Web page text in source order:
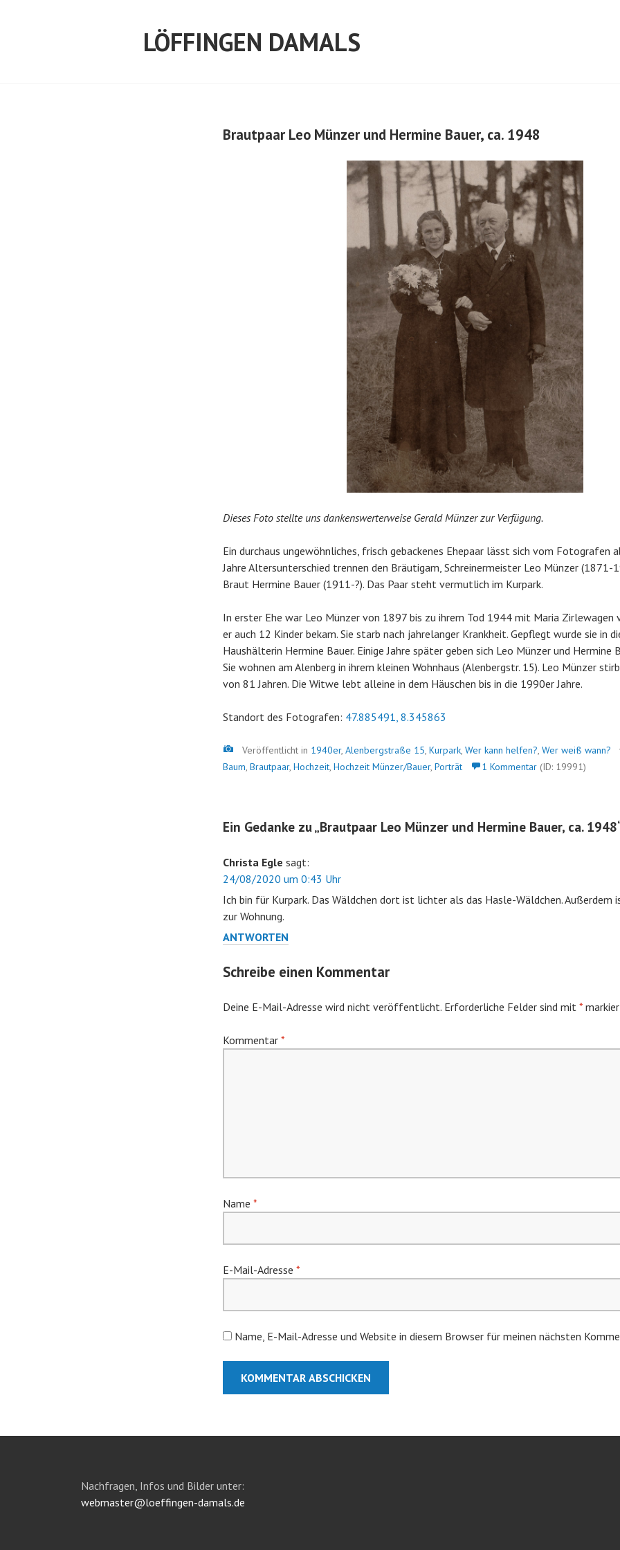
LÖFFINGEN DAMALS
Brautpaar Leo Münzer und Hermine Bauer, ca. 1948
Dieses Foto stellte uns dankenswerterweise Gerald Münzer zur Verfügung.
Ein durchaus ungewöhnliches, frisch gebackenes Ehepaar lässt sich vom Fotografen
Jahre Altersunterschied trennen den Bräutigam, Schreinermeister Leo Münzer (1871-
Braut Hermine Bauer (1911-?). Das Paar steht vermutlich im Kurpark.
In erster Ehe war Leo Münzer von 1897 bis zu ihrem Tod 1944 mit Maria
er auch 12 Kinder bekam. Sie starb nach jahrelanger Krankheit. Gepflegt wurde sie in
Haushälterin Hermine Bauer. Einige Jahre später geben sich Leo Münzer und Hermine
Sie wohnen am Alenberg in ihrem kleinen Wohnhaus (Alenbergstr. 15). Leo Münzer
von 81 Jahren. Die Witwe lebt alleine in dem Häuschen bis in die 1990er Jahre.
Standort des Fotografen: 47.885491, 8.345863
Bild
Veröffentlicht in 1940er, Alenbergstraße 15, Kurpark, Wer kann helfen?, Wer weiß wann?
Baum, Brautpaar, Hochzeit, Hochzeit Münzer/Bauer, Porträt 1 Kommentar (ID: 19991)
Ein Gedanke zu „Brautpaar Leo Münzer und Hermine Bauer, ca. 1948
Christa Egle sagt:
24/08/2020 um 0:43 Uhr
Ich bin für Kurpark. Das Wäldchen dort ist lichter als das Hasle-Wäldchen. Außerdem
zur Wohnung.
ANTWORTEN
Schreibe einen Kommentar
Deine E-Mail-Adresse wird nicht veröffentlicht. Erforderliche Felder sind mit *
Kommentar *
Name *
E-Mail-Adresse *
Name, E-Mail-Adresse und Website in diesem Browser für meinen nächsten
Nachfragen, Infos und Bilder unter:
webmaster@loeffingen-damals.de